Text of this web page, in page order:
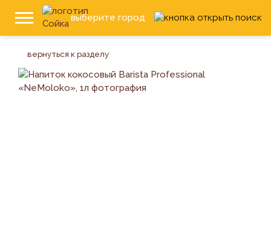
выберите город
вернуться к разделу